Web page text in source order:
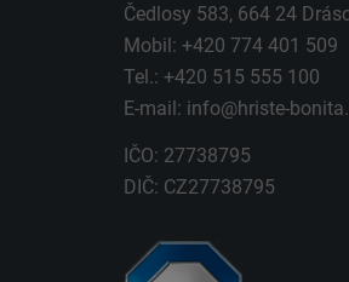
Čedlosy 583, 664 24
Mobil: +420 774 401 509
Tel.: +420 515 555 100
E-mail: info@hriste-
IČO: 27738795
DIČ: CZ27738795